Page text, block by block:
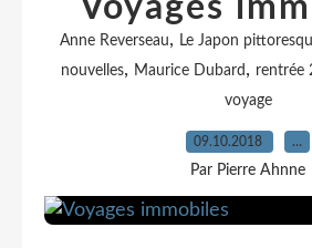
Voyages
Anne Reverseau, Le Japon
nouvelles, Maurice Dubard , rentrée
voyage
09.10.2018 …
Par Pierre Ahnne